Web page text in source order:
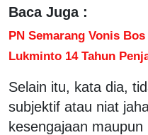
Baca Juga :
PN Semarang Vonis
Lukminto 14 Tahun
Selain itu, kata dia,
subjektif atau niat
kesengajaan